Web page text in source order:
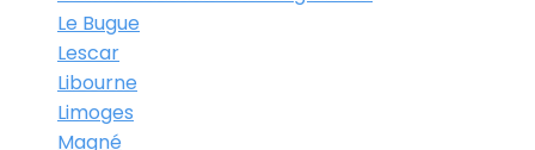
Le Bugue
Lescar
Libourne
Limoges
Magné